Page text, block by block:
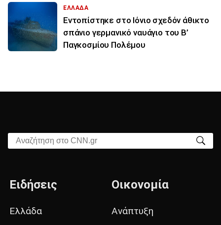
ΕΛΛΑΔΑ
Εντοπίστηκε στο Ιόνιο σχεδόν άθικτο
σπάνιο γερμανικό ναυάγιο του Β’
Παγκοσμίου Πολέμου
Αναζήτηση στο CNN.gr
Ειδήσεις
Ελλάδα
Οικονομία
Ανάπτυξη